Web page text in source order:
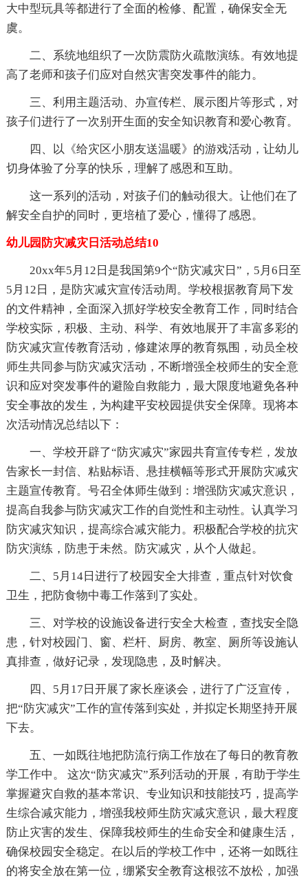
大中型玩具等都进行了全面的检修、配置，确保安全无
虞。
二、系统地组织了一次防震防火疏散演练。有效地提
高了老师和孩子们应对自然灾害突发事件的能力。
三、利用主题活动、办宣传栏、展示图片等形式，对
孩子们进行了一次别开生面的安全知识教育和爱心教育。
四、以《给灾区小朋友送温暖》的游戏活动，让幼儿
切身体验了分享的快乐，理解了感恩和互助。
这一系列的活动，对孩子们的触动很大。让他们在了
解安全自护的同时，更培植了爱心，懂得了感恩。
幼儿园防灾减灾日活动总结10
20xx年5月12日是我国第9个“防灾减灾日”，5月6日至
5月12日，是防灾减灾宣传活动周。学校根据教育局下发
的文件精神，全面深入抓好学校安全教育工作，同时结合
学校实际，积极、主动、科学、有效地展开了丰富多彩的
防灾减灾宣传教育活动，修建浓厚的教育氛围，动员全校
师生共同参与防灾减灾活动，不断增强全校师生的安全意
识和应对突发事件的避险自救能力，最大限度地避免各种
安全事故的发生，为构建平安校园提供安全保障。现将本
次活动情况总结以下：
一、学校开辟了“防灾减灾”家园共育宣传专栏，发放
告家长一封信、粘贴标语、悬挂横幅等形式开展防灾减灾
主题宣传教育。号召全体师生做到：增强防灾减灾意识，
提高自我参与防灾减灾工作的自觉性和主动性。认真学习
防灾减灾知识，提高综合减灾能力。积极配合学校的抗灾
防灾演练，防患于未然。防灾减灾，从个人做起。
二、5月14日进行了校园安全大排查，重点针对饮食
卫生，把防食物中毒工作落到了实处。
三、对学校的设施设备进行安全大检查，查找安全隐
患，针对校园门、窗、栏杆、厨房、教室、厕所等设施认
真排查，做好记录，发现隐患，及时解决。
四、5月17日开展了家长座谈会，进行了广泛宣传，
把“防灾减灾”工作的宣传落到实处，并拟定长期坚持开展
下去。
五、一如既往地把防流行病工作放在了每日的教育教
学工作中。 这次“防灾减灾”系列活动的开展，有助于学生
掌握避灾自救的基本常识、专业知识和技能技巧，提高学
生综合减灾能力，增强我校师生防灾减灾意识，最大程度
防止灾害的发生、保障我校师生的生命安全和健康生活，
确保校园安全稳定。在以后的学校工作中，还将一如既往
的将安全放在第一位，绷紧安全教育这根弦不放松，加强